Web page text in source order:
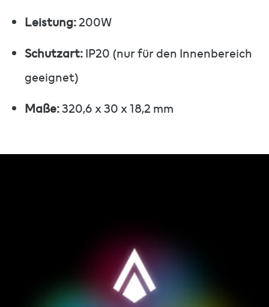
Leistung:200W
Schutzart:IP20 (nur für den Innenbereich
geeignet)
Maße:320,6 x 30 x 18,2 mm